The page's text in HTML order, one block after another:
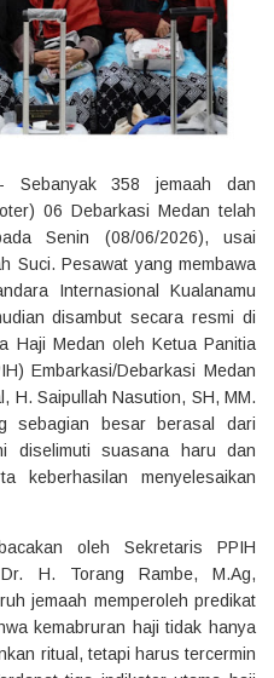
358 jemaah dan
06 Debarkasi Medan telah
Senin (08/06/2026), usai
Suci. Pesawat yang membawa
Internasional Kualanamu
disambut secara resmi di
Haji Medan oleh Ketua Panitia
Embarkasi/Debarkasi Medan
H. Saipullah Nasution, SH, MM.
sebagian besar berasal dari
diselimuti suasana haru dan
keberhasilan menyelesaikan
oleh Sekretaris PPIH
Dr. H. Torang Rambe, M.Ag,
jemaah memperoleh predikat
kemabruran haji tidak hanya
ritual, tetapi harus tercermin